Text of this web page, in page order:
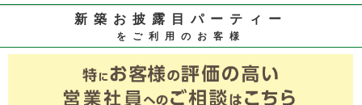
新築お披露目パーティー
をご利用のお客様